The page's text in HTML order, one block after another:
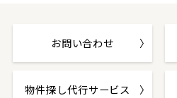
お問い合わせ
物件探し代行サービス